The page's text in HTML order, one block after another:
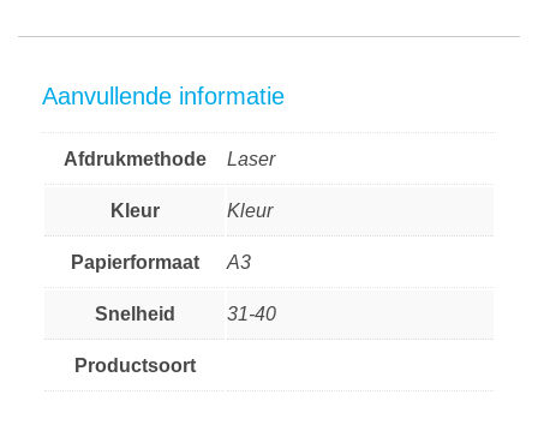
Aanvullende informatie
Afdrukmethode Laser
Kleur Kleur
Papierformaat A3
Snelheid 31-40
Productsoort